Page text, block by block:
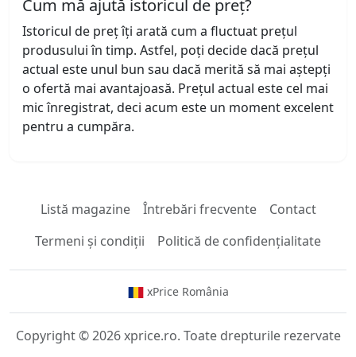
Cum mă ajută istoricul de preț?
Istoricul de preț îți arată cum a fluctuat prețul
produsului în timp. Astfel, poți decide dacă prețul
actual este unul bun sau dacă merită să mai aștepți
o ofertă mai avantajoasă. Prețul actual este cel mai
mic înregistrat, deci acum este un moment excelent
pentru a cumpăra.
Listă magazine Întrebări frecvente
Contact
Termeni și condiții
Politică de confidențialitate
xPrice România
Copyright © 2026 xprice.ro. Toate drepturile rezervate